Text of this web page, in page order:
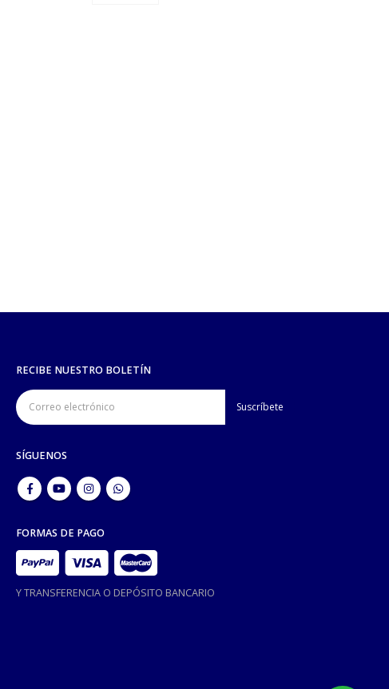
RECIBE NUESTRO BOLETÍN
SÍGUENOS
FORMAS DE PAGO
Y TRANSFERENCIA O DEPÓSITO BANCARIO